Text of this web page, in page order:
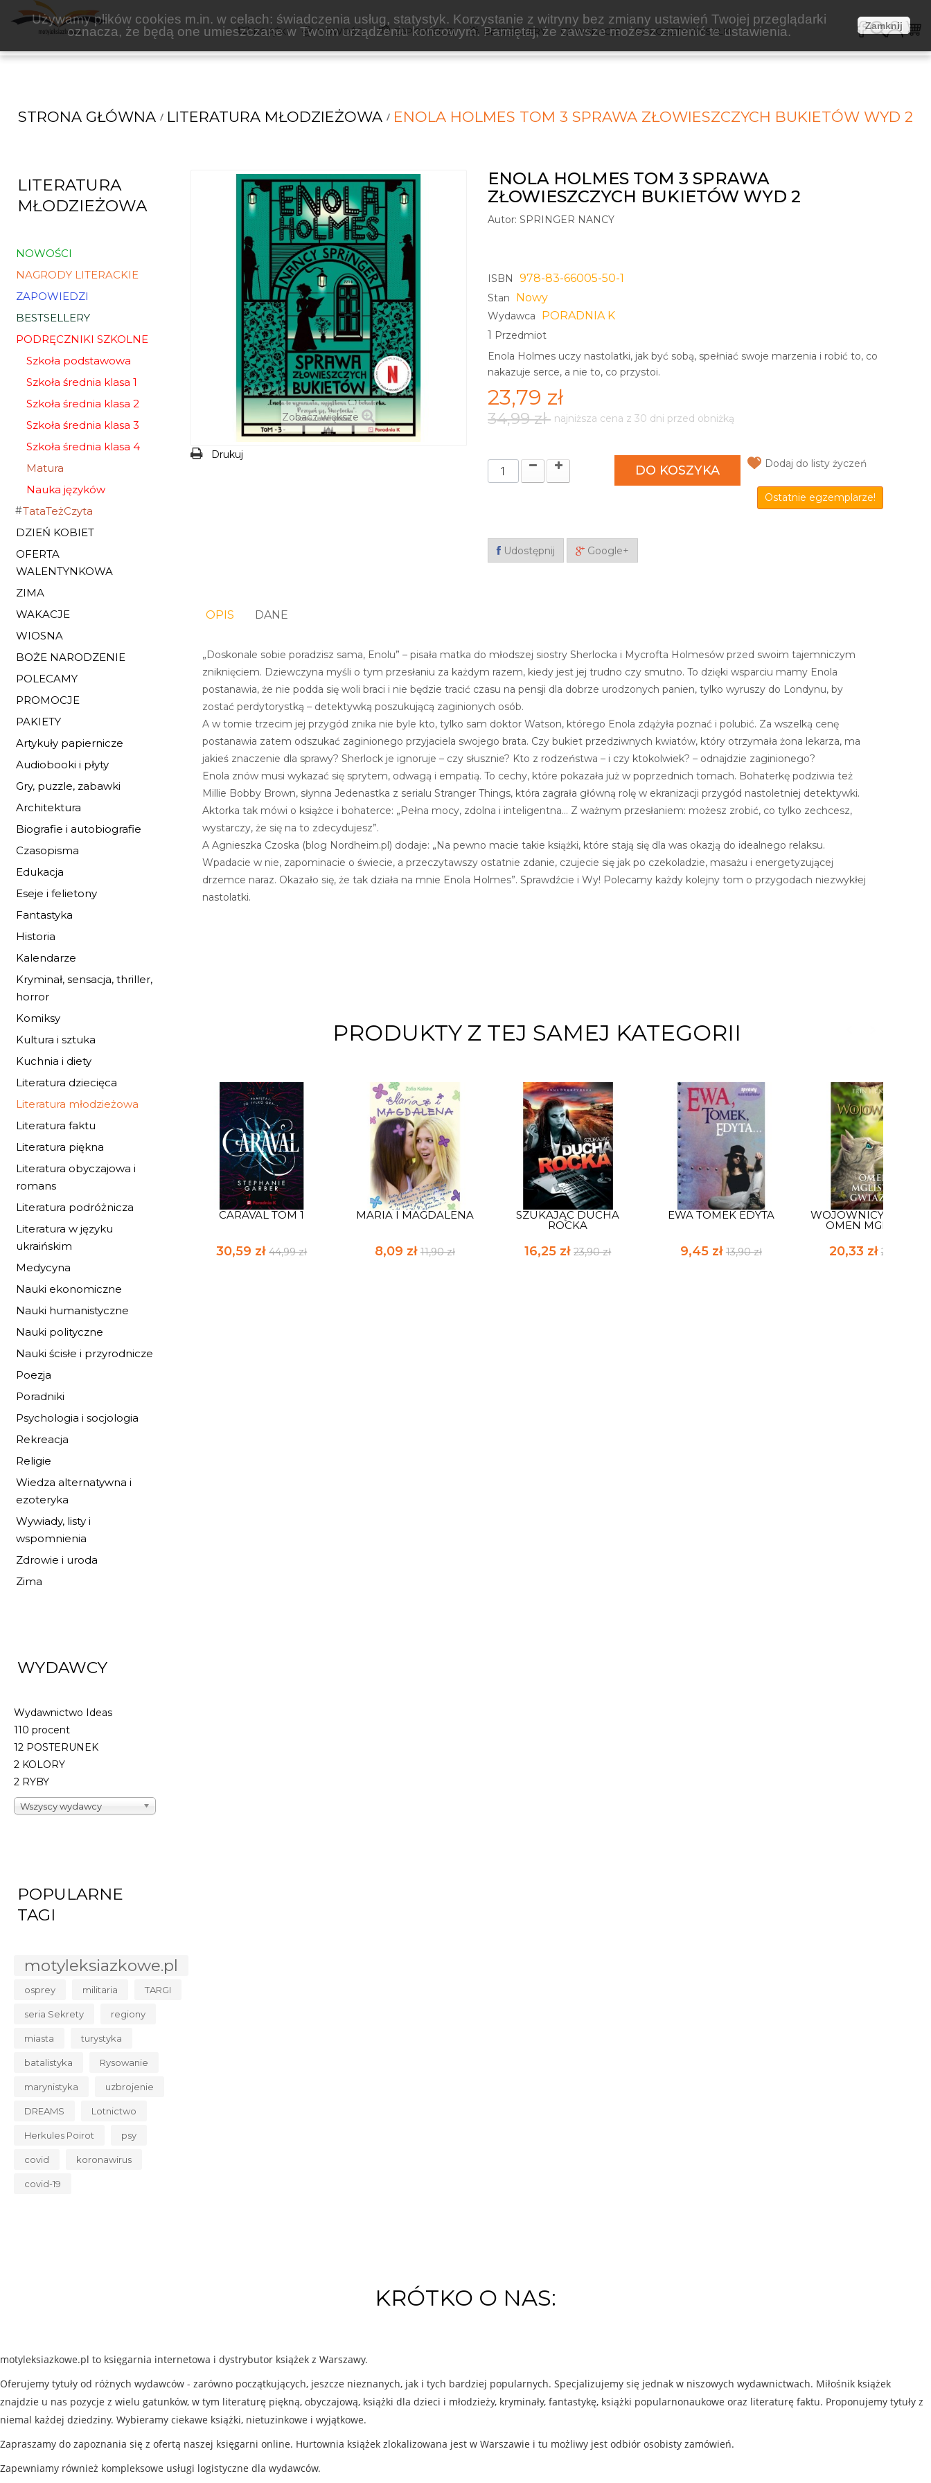
PORADNIA K
Używamy plików cookies m.in. w celach: świadczenia usług, statystyk. Korzystanie z witryny bez zmiany ustawień Twojej przeglądarki
oznacza, że będą one umieszczane w Twoim urządzeniu końcowym. Pamiętaj, że zawsze możesz zmienić te ustawienia.
Zamknij
KSIĄŻKI NOWOŚCI ZAPOWIEDZI BESTSELLERY WAKACJE KOSZTY WYSYŁKI
STRONA GŁÓWNA LITERATURA MŁODZIEŻOWA ENOLA HOLMES TOM 3 SPRAWA ZŁOWIESZCZYCH BUKIETÓW WYD 2
LITERATURA
MŁODZIEŻOWA
NOWOŚCI
NAGRODY LITERACKIE
ZAPOWIEDZI
BESTSELLERY
PODRĘCZNIKI SZKOLNE
Szkoła podstawowa
Szkoła średnia klasa 1
Szkoła średnia klasa 2
Szkoła średnia klasa 3
Szkoła średnia klasa 4
Matura
Nauka języków
TataTeżCzyta
DZIEŃ KOBIET
OFERTA
WALENTYNKOWA
ZIMA
WAKACJE
WIOSNA
BOŻE NARODZENIE
POLECAMY
PROMOCJE
PAKIETY
Artykuły papiernicze
Audiobooki i płyty
Gry, puzzle, zabawki
Architektura
Biografie i autobiografie
Czasopisma
Edukacja
Eseje i felietony
Fantastyka
Historia
Kalendarze
Kryminał, sensacja, thriller,
horror
Komiksy
Kultura i sztuka
Kuchnia i diety
Literatura dziecięca
Literatura młodzieżowa
Literatura faktu
Literatura piękna
Literatura obyczajowa i
romans
Literatura podróżnicza
Literatura w języku
ukraińskim
Medycyna
Nauki ekonomiczne
Nauki humanistyczne
Nauki polityczne
Nauki ścisłe i przyrodnicze
Poezja
Poradniki
Psychologia i socjologia
Rekreacja
Religie
Wiedza alternatywna i
ezoteryka
Wywiady, listy i
wspomnienia
Zdrowie i uroda
Zima
WYDAWCY
Wydawnictwo Ideas
110 procent
12 POSTERUNEK
2 KOLORY
2 RYBY
Wszyscy wydawcy
POPULARNE
TAGI
motyleksiazkowe.pl
osprey militaria TARGI
seria Sekrety regiony
miasta turystyka
batalistyka Rysowanie
marynistyka uzbrojenie
DREAMS Lotnictwo
Herkules Poirot psy
covid koronawirus
covid-19
Zobacz większe
Drukuj
ENOLA HOLMES TOM 3 SPRAWA
ZŁOWIESZCZYCH BUKIETÓW WYD 2
Autor: SPRINGER NANCY
ISBN 978-83-66005-50-1
Stan Nowy
Wydawca
PORADNIA K
1 Przedmiot
Enola Holmes uczy nastolatki, jak być sobą, spełniać swoje marzenia i robić to, co
nakazuje serce, a nie to, co przystoi.
23,79 zł
34,99 zł najniższa cena z 30 dni przed obniżką
DO KOSZYKA Dodaj do listy życzeń
Ostatnie egzemplarze!
Udostępnij Google+
OPIS DANE
„Doskonale sobie poradzisz sama, Enolu” – pisała matka do młodszej siostry Sherlocka i Mycrofta Holmesów przed swoim tajemniczym
zniknięciem. Dziewczyna myśli o tym przesłaniu za każdym razem, kiedy jest jej trudno czy smutno. To dzięki wsparciu mamy Enola
postanawia, że nie podda się woli braci i nie będzie tracić czasu na pensji dla dobrze urodzonych panien, tylko wyruszy do Londynu, by
zostać perdytorystką – detektywką poszukującą zaginionych osób.
A w tomie trzecim jej przygód znika nie byle kto, tylko sam doktor Watson, którego Enola zdążyła poznać i polubić. Za wszelką cenę
postanawia zatem odszukać zaginionego przyjaciela swojego brata. Czy bukiet przedziwnych kwiatów, który otrzymała żona lekarza, ma
jakieś znaczenie dla sprawy? Sherlock je ignoruje – czy słusznie? Kto z rodzeństwa – i czy ktokolwiek? – odnajdzie zaginionego?
Enola znów musi wykazać się sprytem, odwagą i empatią. To cechy, które pokazała już w poprzednich tomach. Bohaterkę podziwia też
Millie Bobby Brown, słynna Jedenastka z serialu Stranger Things, która zagrała główną rolę w ekranizacji przygód nastoletniej detektywki.
Aktorka tak mówi o książce i bohaterce: „Pełna mocy, zdolna i inteligentna… Z ważnym przesłaniem: możesz zrobić, co tylko zechcesz,
wystarczy, że się na to zdecydujesz”.
A Agnieszka Czoska (blog Nordheim.pl) dodaje: „Na pewno macie takie książki, które stają się dla was okazją do idealnego relaksu.
Wpadacie w nie, zapominacie o świecie, a przeczytawszy ostatnie zdanie, czujecie się jak po czekoladzie, masażu i energetyzującej
drzemce naraz. Okazało się, że tak działa na mnie Enola Holmes”. Sprawdźcie i Wy! Polecamy każdy kolejny tom o przygodach niezwykłej
nastolatki.
PRODUKTY Z TEJ SAMEJ KATEGORII
CARAVAL TOM 1
30,59 zł44,99 zł
MARIA I MAGDALENA
8,09 zł 11,90 zł
SZUKAJĄC DUCHA
ROCKA
16,25 zł23,90 zł
EWA TOMEK EDYTA
9,45 zł 13,90 zł
WOJOWNICY
OMEN MGLISTEJ...
20,33 zł 29,90 zł
KRÓTKO O NAS:
motyleksiazkowe.pl to księgarnia internetowa i dystrybutor książek z Warszawy.
Oferujemy tytuły od różnych wydawców - zarówno początkujących, jeszcze nieznanych, jak i tych bardziej popularnych. Specjalizujemy się jednak w niszowych wydawnictwach. Miłośnik książek
znajdzie u nas pozycje z wielu gatunków, w tym literaturę piękną, obyczajową, książki dla dzieci i młodzieży, kryminały, fantastykę, książki popularnonaukowe oraz literaturę faktu. Proponujemy tytuły z
niemal każdej dziedziny. Wybieramy ciekawe książki, nietuzinkowe i wyjątkowe.
Zapraszamy do zapoznania się z ofertą naszej księgarni online. Hurtownia książek zlokalizowana jest w Warszawie i tu możliwy jest odbiór osobisty zamówień.
Zapewniamy również kompleksowe usługi logistyczne dla wydawców.